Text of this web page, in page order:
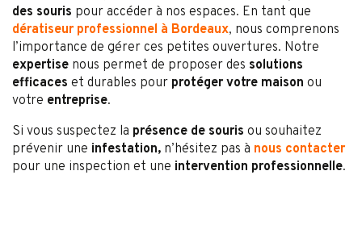
des souris pour accéder à nos espaces. En tant que
dératiseur professionnel à Bordeaux, nous comprenons
l’importance de gérer ces petites ouvertures. Notre
expertise nous permet de proposer des solutions
efficaces et durables pour protéger votre maison ou
votre entreprise.
Si vous suspectez la présence de souris ou souhaitez
prévenir une infestation, n’hésitez pas à nous contacter
pour une inspection et une intervention professionnelle.